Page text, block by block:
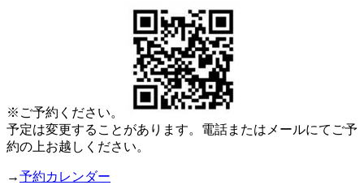
※ご予約ください。
予定は変更することがあります。電話またはメールにてご予
約の上お越しください。
→予約カレンダー